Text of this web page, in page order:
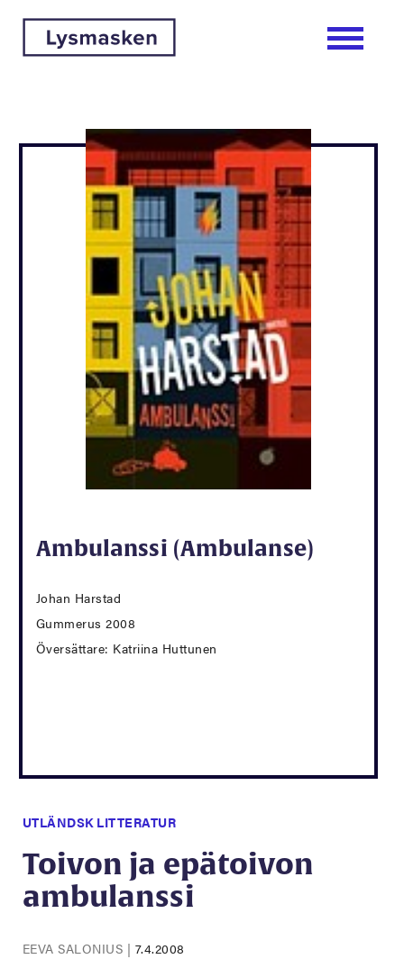
Ambulanssi (Ambulanse)
Johan Harstad
Gummerus 2008
Översättare: Katriina Huttunen
UTLÄNDSK LITTERATUR
Toivon ja epätoivon
ambulanssi
EEVA SALONIUS | 7.4.2008